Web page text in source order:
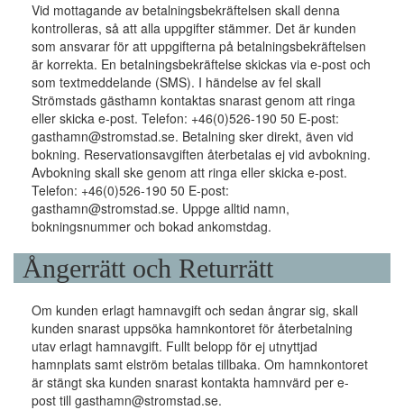
Vid mottagande av betalningsbekräftelsen skall denna
kontrolleras, så att alla uppgifter stämmer. Det är kunden
som ansvarar för att uppgifterna på betalningsbekräftelsen
är korrekta. En betalningsbekräftelse skickas via e-post och
som textmeddelande (SMS). I händelse av fel skall
Strömstads gästhamn kontaktas snarast genom att ringa
eller skicka e-post. Telefon: +46(0)526-190 50 E-post:
gasthamn@stromstad.se. Betalning sker direkt, även vid
bokning. Reservationsavgiften återbetalas ej vid avbokning.
Avbokning skall ske genom att ringa eller skicka e-post.
Telefon: +46(0)526-190 50 E-post:
gasthamn@stromstad.se. Uppge alltid namn,
bokningsnummer och bokad ankomstdag.
Ångerrätt och Returrätt
Om kunden erlagt hamnavgift och sedan ångrar sig, skall
kunden snarast uppsöka hamnkontoret för återbetalning
utav erlagt hamnavgift. Fullt belopp för ej utnyttjad
hamnplats samt elström betalas tillbaka. Om hamnkontoret
är stängt ska kunden snarast kontakta hamnvärd per e-
post till gasthamn@stromstad.se.